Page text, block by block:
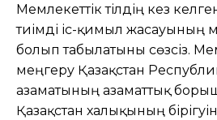
Мемлекеттік тілдің кез
тиімді іс-қимыл жасауының
болып табылатыны сөзсіз.
меңгеру Қазақстан
азаматының азаматтық
Қазақстан халықының